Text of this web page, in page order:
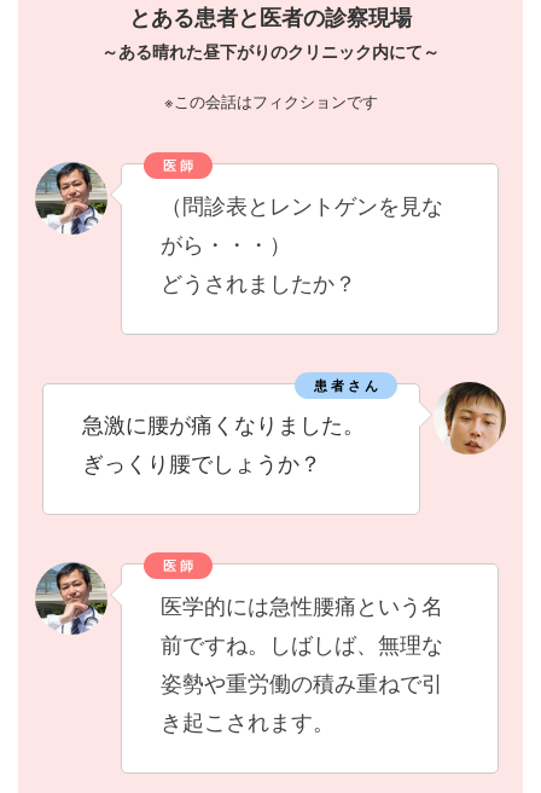
とある患者と医者の診察現場
～ある晴れた昼下がりのクリニック内にて～
※この会話はフィクションです
医 師
（問診表とレントゲンを見な
がら・・・）
どうされましたか？
患 者 さ ん
急激に腰が痛くなりました。
ぎっくり腰でしょうか？
医 師
医学的には急性腰痛という名
前ですね。しばしば、無理な
姿勢や重労働の積み重ねで引
き起こされます。